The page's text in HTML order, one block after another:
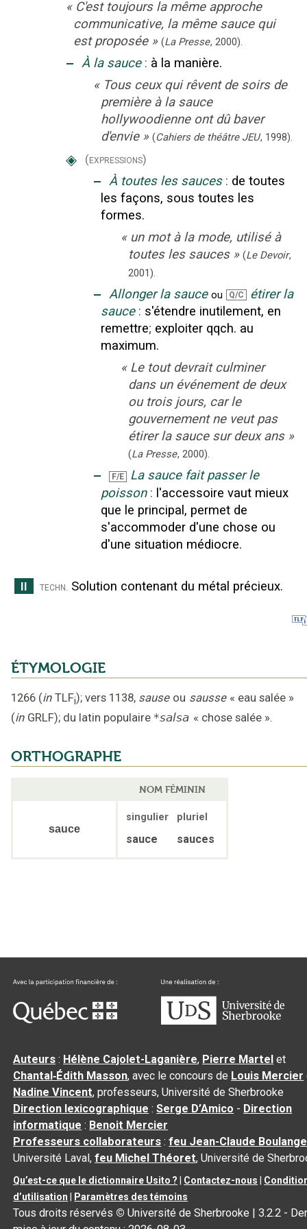
« C'est toujours la même approche
communicative, la même sauce qui
est proposée » (La Presse, 2000).
‒ À la sauce : à la manière.
« Tous ceux qui rêvent de soirs de
première à la sauce
hollywoodienne ont dû baver
d'envie » (Cahiers de théâtre JEU, 1998).
◈ (expressions)
‒ À toutes les sauces : de toutes
les façons, sous toutes les
formes.
« un mot à la mode, utilisé à
toutes les sauces » (Le Devoir,
2001).
‒ Allonger la sauce ou Q/C
étirer la
sauce : s'étendre inutilement, en
remettre; exploiter qqch. au
maximum.
« Le tout devrait culminer
dans un événement de deux
ou trois jours, car le
gouvernement ne veut pas
étirer la sauce sur deux ans »
(La Presse, 2000).
‒ F/E
La sauce fait passer le
poisson : l'accessoire vaut mieux
que le principal, permet de
s'accommoder d'une chose ou
d'une situation médiocre.
II techn. Solution contenant du métal précieux.
ÉTYMOLOGIE
1266 (in TLFi); vers 1138, sause ou sausse « eau salée »
(in GRLF); du latin populaire *salsa « chose salée ».
ORTHOGRAPHE
NOM FÉMININ
sauce
singulier pluriel
sauce sauces
Auteurs : Hélène Cajolet-Laganière, Pierre Martel et
Chantal‑Édith Masson, avec le concours de Louis Mercier
Nadine Vincent, professeurs, Université de Sherbrooke
Direction lexicographique :Serge D’Amico - Direction
informatique : Benoit Mercier
Professeurs collaborateurs :feu Jean-Claude
Université Laval,feu Michel Théoret, Université de
Qu’est-ce que le dictionnaire Usito ? Contactez-nous
d’utilisation
Paramètres des témoins
Tous droits réservés © Université de Sherbrooke |3.2.2 -